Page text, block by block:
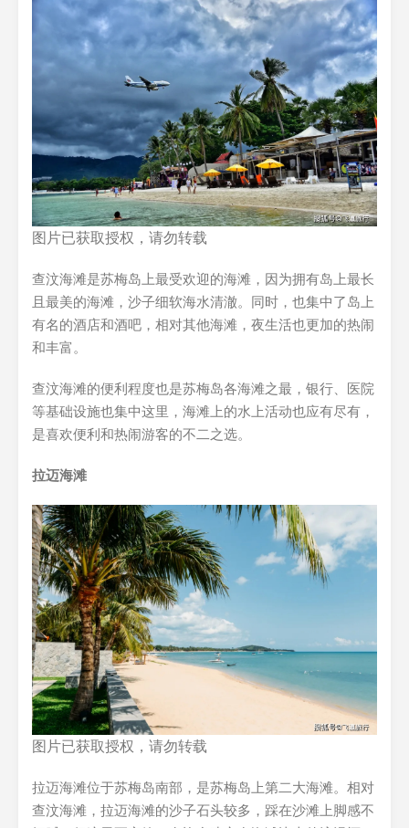
图片已获取授权，请勿转载
查汶海滩是苏梅岛上最受欢迎的海滩，因为拥有岛上最长
且最美的海滩，沙子细软海水清澈。同时，也集中了岛上
有名的酒店和酒吧，相对其他海滩，夜生活也更加的热闹
和丰富。
查汶海滩的便利程度也是苏梅岛各海滩之最，银行、医院
等基础设施也集中这里，海滩上的水上活动也应有尽有，
是喜欢便利和热闹游客的不二之选。
拉迈海滩
图片已获取授权，请勿转载
拉迈海滩位于苏梅岛南部，是苏梅岛上第二大海滩。相对
查汶海滩，拉迈海滩的沙子石头较多，踩在沙滩上脚感不